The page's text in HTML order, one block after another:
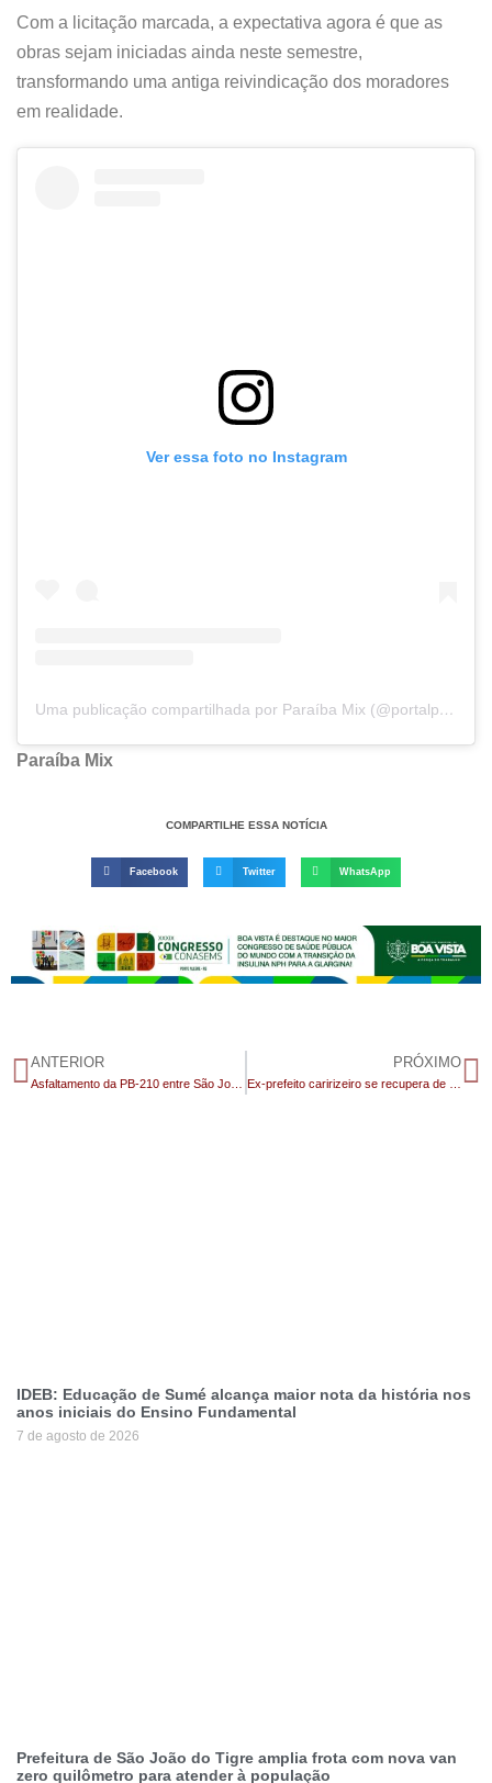
Com a licitação marcada, a expectativa agora é que as
obras sejam iniciadas ainda neste semestre,
transformando uma antiga reivindicação dos moradores
em realidade.
Ver essa foto no Instagram
Uma publicação compartilhada por Paraíba Mix (@portalparaibamix)
Paraíba Mix
COMPARTILHE ESSA NOTÍCIA
Facebook Twitter WhatsApp
ANTERIOR PRÓXIMO
IDEB: Educação de Sumé alcança maior nota da história nos
anos iniciais do Ensino Fundamental
7 de agosto de 2026
Prefeitura de São João do Tigre amplia frota com nova van
zero quilômetro para atender à população